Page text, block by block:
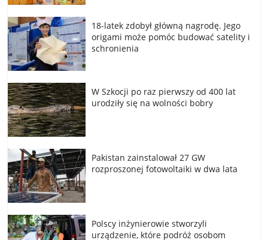
18-latek zdobył główną nagrodę. Jego
origami może pomóc budować satelity i
schronienia
W Szkocji po raz pierwszy od 400 lat
urodziły się na wolności bobry
Pakistan zainstalował 27 GW
rozproszonej fotowoltaiki w dwa lata
Polscy inżynierowie stworzyli
urządzenie, które podróż osobom